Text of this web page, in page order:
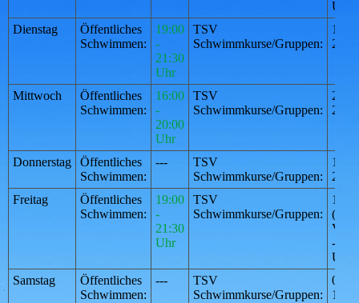
Uhr
Dienstag
Öffentliches
Schwimmen:
19:00
-
21:30
Uhr
TSV
Schwimmkurse/Gruppen:
Mittwoch
Öffentliches
Schwimmen:
16:00
-
20:00
Uhr
TSV
Schwimmkurse/Gruppen:
Donnerstag
Öffentliches
Schwimmen:
---
TSV
Schwimmkurse/Gruppen:
Freitag
Öffentliches
Schwimmen:
19:00
-
21:30
Uhr
TSV
Schwimmkurse/Gruppen:
-
Uhr
Samstag
Öffentliches
Schwimmen:
---
TSV
Schwimmkurse/Gruppen: